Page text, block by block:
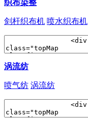
织布染整
剑杆织布机 喷水织布机
涡流纺
喷气纺 涡流纺